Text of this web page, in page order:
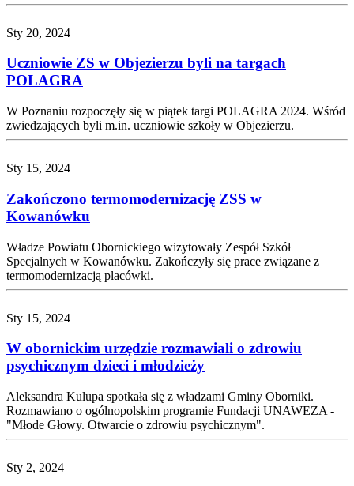
Sty 20, 2024
Uczniowie ZS w Objezierzu byli na targach
POLAGRA
W Poznaniu rozpoczęły się w piątek targi POLAGRA 2024. Wśród
zwiedzających byli m.in. uczniowie szkoły w Objezierzu.
Sty 15, 2024
Zakończono termomodernizację ZSS w
Kowanówku
Władze Powiatu Obornickiego wizytowały Zespół Szkół
Specjalnych w Kowanówku. Zakończyły się prace związane z
termomodernizacją placówki.
Sty 15, 2024
W obornickim urzędzie rozmawiali o zdrowiu
psychicznym dzieci i młodzieży
Aleksandra Kulupa spotkała się z władzami Gminy Oborniki.
Rozmawiano o ogólnopolskim programie Fundacji UNAWEZA -
"Młode Głowy. Otwarcie o zdrowiu psychicznym".
Sty 2, 2024